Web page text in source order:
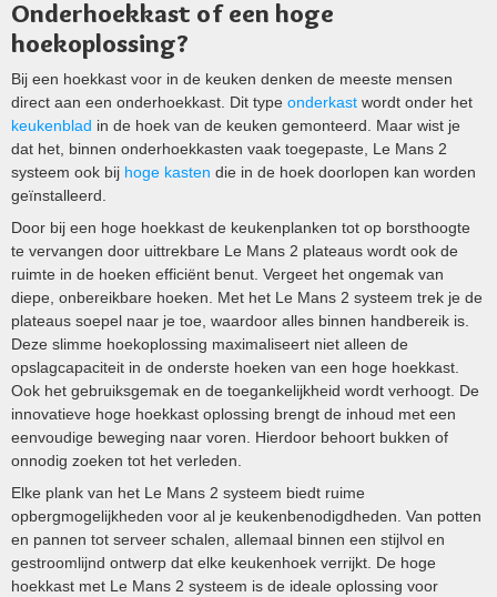
Onderhoekkast of een hoge
hoekoplossing?
Bij een hoekkast voor in de keuken denken de meeste mensen
direct aan een onderhoekkast. Dit type onderkast wordt onder het
keukenblad in de hoek van de keuken gemonteerd. Maar wist je
dat het, binnen onderhoekkasten vaak toegepaste, Le Mans 2
systeem ook bij hoge kasten die in de hoek doorlopen kan worden
geïnstalleerd.
Door bij een hoge hoekkast de keukenplanken tot op borsthoogte
te vervangen door uittrekbare Le Mans 2 plateaus wordt ook de
ruimte in de hoeken efficiënt benut. Vergeet het ongemak van
diepe, onbereikbare hoeken. Met het Le Mans 2 systeem trek je de
plateaus soepel naar je toe, waardoor alles binnen handbereik is.
Deze slimme hoekoplossing maximaliseert niet alleen de
opslagcapaciteit in de onderste hoeken van een hoge hoekkast.
Ook het gebruiksgemak en de toegankelijkheid wordt verhoogt. De
innovatieve hoge hoekkast oplossing brengt de inhoud met een
eenvoudige beweging naar voren. Hierdoor behoort bukken of
onnodig zoeken tot het verleden.
Elke plank van het Le Mans 2 systeem biedt ruime
opbergmogelijkheden voor al je keukenbenodigdheden. Van potten
en pannen tot serveer schalen, allemaal binnen een stijlvol en
gestroomlijnd ontwerp dat elke keukenhoek verrijkt. De hoge
hoekkast met Le Mans 2 systeem is de ideale oplossing voor